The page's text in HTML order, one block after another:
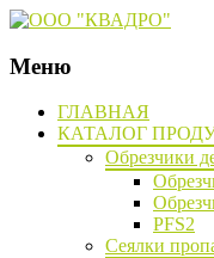
Меню
НаверхГЛАВНАЯ
КАТАЛОГ
Обрезчики
PFS2
Сеялки